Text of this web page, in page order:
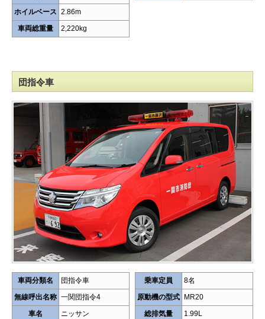
ホイルベース 2.86m
車両総重量
2,220kg
団指令車
車両分類名
団指令車
無線呼出名称 一関団指令4
車名
ニッサン
乗車定員
8名
原動機の型式
MR20
総排気量
1.99L